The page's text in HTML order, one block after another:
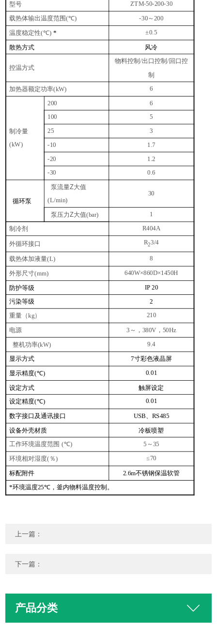
型号 ZTM-50-200-30
载热体输出温度范围(℃) -30～200
温度稳定性(℃) * ±0.5
散热方式 风冷
控温方式
物料控制/出口控制/回口控
制
加热器额定功率(kW) 6
制冷量
(kW)
200 6
100 5
25 3
-10 1.7
-20 1.2
-30 0.6
循环泵
泵流量Z大值
(L/min)
30
泵压力Z大值(bar) 1
制冷剂 R404A
外循环接口 R23/4
载热体加液量(L) 8
外形尺寸(mm) 640W×860D×1450H
防护等级 IP 20
污染等级 2
重量（kg） 210
电源 3 ～，380V ， 50Hz
整机功率(kW) 9.4
显示方式 7寸彩色液晶屏
显示精度(℃) 0.01
设定方式 触屏设定
设定精度(℃) 0.01
数字接口及通讯接口 USB 、RS485
设备外壳材质 冷板喷塑
工作环境温度范围 (℃) 5 ～ 35
环境相对湿度( ％) ≤70
标配附件 2.6m不锈钢保温软管
*环境温度25℃，釜内物料温度控制。
上一篇：
下一篇：
产品分类